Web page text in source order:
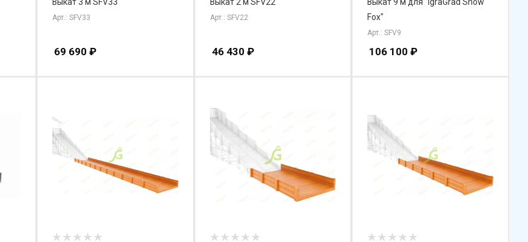
Арт.: SFV33
69 690 ₽
Арт.: SFV22
46 430 ₽
Fox"
Арт.: SFV9
106 100 ₽